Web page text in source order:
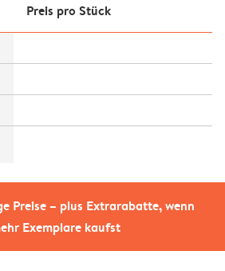
Preise – plus Extrarabatte, wenn
Exemplare kaufst
Preis pro Stück